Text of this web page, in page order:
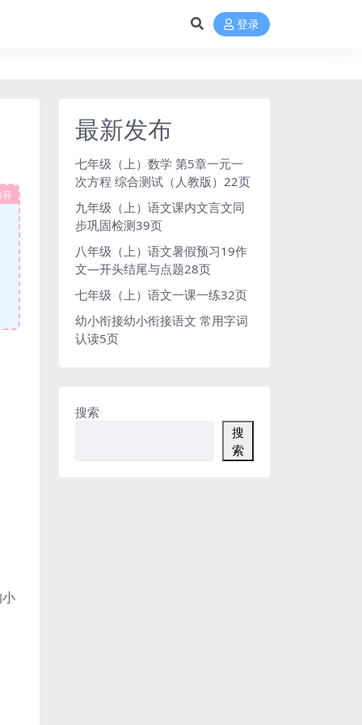
登录
最新发布
七年级（上）数学 第5章一元一
次方程 综合测试（人教版）22页
九年级（上）语文课内文言文同
步巩固检测39页
八年级（上）语文暑假预习19作
文—开头结尾与点题28页
七年级（上）语文一课一练32页
幼小衔接幼小衔接语文 常用字词
认读5页
搜索
搜
索